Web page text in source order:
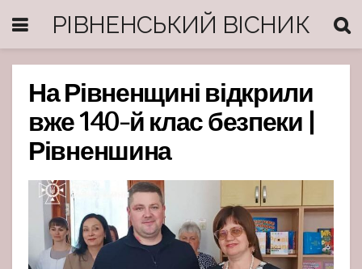
РІВНЕНСЬКИЙ ВІСНИК
На Рівненщині відкрили
вже 140-й клас безпеки |
Рівненшина